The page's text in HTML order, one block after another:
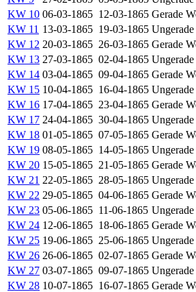
KW 10 06-03-1865 12-03-1865 Gerade
KW 11 13-03-1865 19-03-1865
KW 12 20-03-1865 26-03-1865 Gerade
KW 13 27-03-1865 02-04-1865
KW 14 03-04-1865 09-04-1865 Gerade
KW 15 10-04-1865 16-04-1865
KW 16 17-04-1865 23-04-1865 Gerade
KW 17 24-04-1865 30-04-1865
KW 18 01-05-1865 07-05-1865 Gerade
KW 19 08-05-1865 14-05-1865
KW 20 15-05-1865 21-05-1865 Gerade
KW 21 22-05-1865 28-05-1865
KW 22 29-05-1865 04-06-1865 Gerade
KW 23 05-06-1865 11-06-1865
KW 24 12-06-1865 18-06-1865 Gerade
KW 25 19-06-1865 25-06-1865
KW 26 26-06-1865 02-07-1865 Gerade
KW 27 03-07-1865 09-07-1865
KW 28 10-07-1865 16-07-1865 Gerade